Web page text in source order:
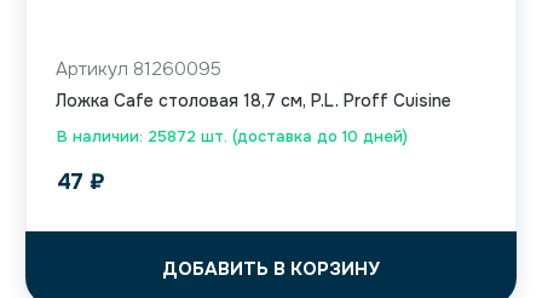
В наличии: 25872 шт. (доставка до 10 дней)
Артикул 81260095
Ложка Cafe столовая 18,7 см, P.L. Proff Cuisine
47 ₽
ДОБАВИТЬ В КОРЗИНУ